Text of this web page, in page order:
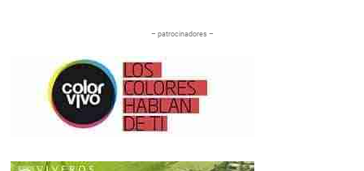
– patrocinadores –